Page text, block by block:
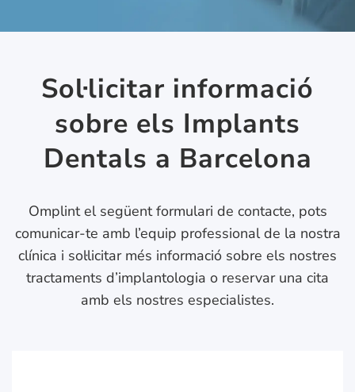
Sol·licitar informació
sobre els Implants
Dentals a Barcelona
Omplint el següent formulari de contacte, pots
comunicar-te amb l’equip professional de la nostra
clínica i sol·licitar més informació sobre els nostres
tractaments d’implantologia o reservar una cita
amb els nostres especialistes.